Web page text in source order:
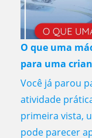
O que uma
para uma
Você já parou
atividade
primeira vista,
pode parecer